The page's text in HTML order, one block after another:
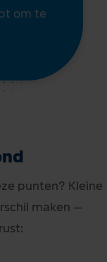
om te
punten? Kleine
maken —